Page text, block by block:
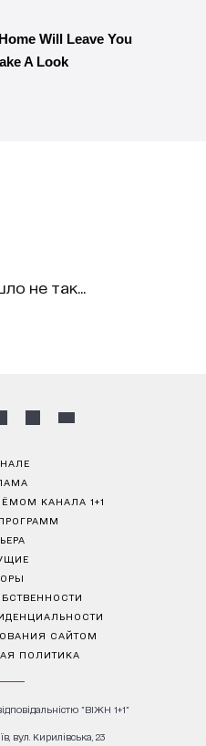
не так...
КАНАЛА 1+1
САЙТОМ
ПОЛИТИКА
"ВІЖН 1+1"
вул. Кирилівська, 23